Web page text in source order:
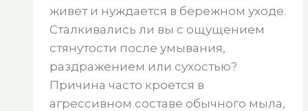
живет и нуждается в бережном уходе.
Сталкивались ли вы с ощущением
стянутости после умывания,
раздражением или сухостью?
Причина часто кроется в
агрессивном составе обычного мыла,